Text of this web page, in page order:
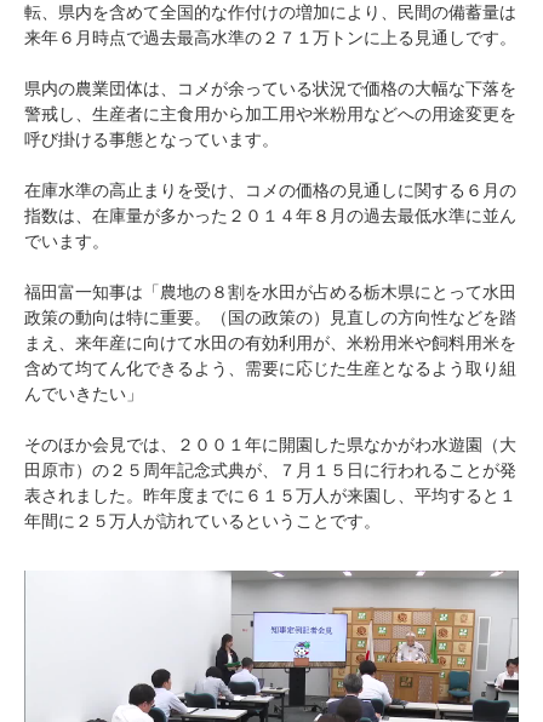
転、県内を含めて全国的な作付けの増加により、民間の備蓄量は
来年６月時点で過去最高水準の２７１万トンに上る見通しです。
県内の農業団体は、コメが余っている状況で価格の大幅な下落を
警戒し、生産者に主食用から加工用や米粉用などへの用途変更を
呼び掛ける事態となっています。
在庫水準の高止まりを受け、コメの価格の見通しに関する６月の
指数は、在庫量が多かった２０１４年８月の過去最低水準に並ん
でいます。
福田富一知事は「農地の８割を水田が占める栃木県にとって水田
政策の動向は特に重要。（国の政策の）見直しの方向性などを踏
まえ、来年産に向けて水田の有効利用が、米粉用米や飼料用米を
含めて均てん化できるよう、需要に応じた生産となるよう取り組
んでいきたい」
そのほか会見では、２００１年に開園した県なかがわ水遊園（大
田原市）の２５周年記念式典が、７月１５日に行われることが発
表されました。昨年度までに６１５万人が来園し、平均すると１
年間に２５万人が訪れているということです。